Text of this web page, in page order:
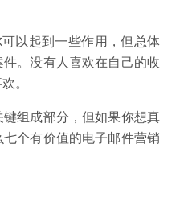
可以起到一些作用，但总体
。没有人喜欢在自己的收
。
组成部分，但如果你想真
个有价值的电子邮件营销